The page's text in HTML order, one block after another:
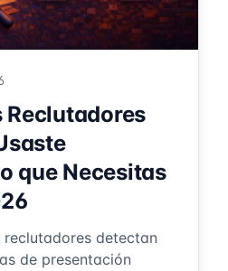
Reclutadores
que Necesitas
detectan
de presentación